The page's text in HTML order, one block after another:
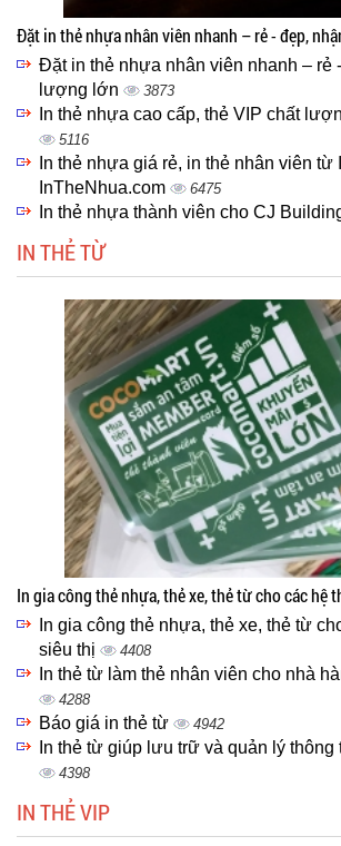
Đặt in thẻ nhựa nhân viên nhanh – rẻ - đẹp,
Đặt in thẻ nhựa nhân viên nhanh – rẻ
lượng lớn
3873
In thẻ nhựa cao cấp, thẻ VIP chất
5116
In thẻ nhựa giá rẻ, in thẻ nhân viên từ
InTheNhua.com
6475
In thẻ nhựa thành viên cho CJ
IN THẺ TỪ
In gia công thẻ nhựa, thẻ xe, thẻ từ cho các hệ
In gia công thẻ nhựa, thẻ xe, thẻ từ
siêu thị
4408
In thẻ từ làm thẻ nhân viên cho nhà
4288
Báo giá in thẻ từ 4942
In thẻ từ giúp lưu trữ và quản lý thông
4398
IN THẺ VIP